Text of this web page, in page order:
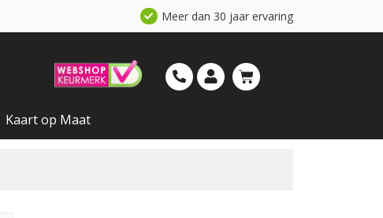
Meer dan 30 jaar ervaring
Kaart op Maat